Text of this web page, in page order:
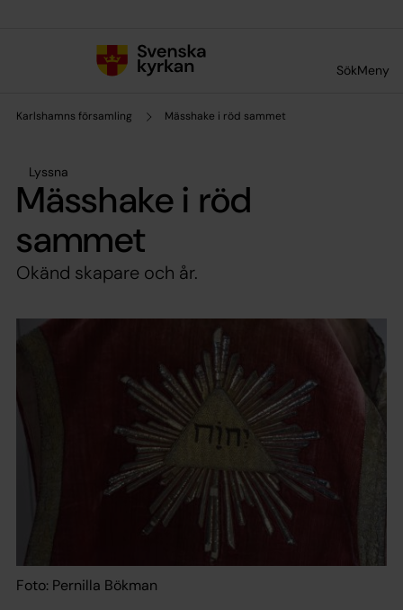
SökMeny
Karlshamns församling Mässhake i röd sammet
Lyssna
Mässhake i röd
sammet
Okänd skapare och år.
Foto: Pernilla Bökman